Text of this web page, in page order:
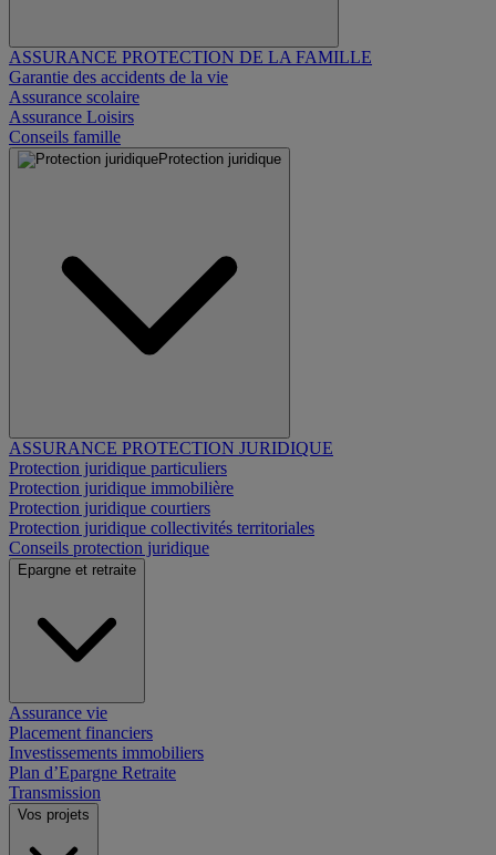
ASSURANCE PROTECTION DE LA FAMILLE
Garantie des accidents de la vie
Assurance scolaire
Assurance Loisirs
Conseils famille
Protection juridique
ASSURANCE PROTECTION JURIDIQUE
Protection juridique particuliers
Protection juridique immobilière
Protection juridique courtiers
Protection juridique collectivités territoriales
Conseils protection juridique
Epargne et retraite
Assurance vie
Placement financiers
Investissements immobiliers
Plan d’Epargne Retraite
Transmission
Vos projets